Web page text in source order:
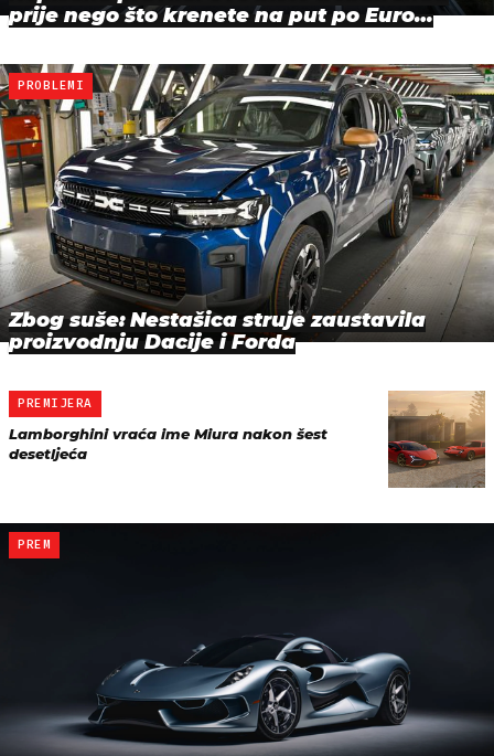
prije nego što krenete na put po Euro…
PROBLEMI
Zbog suše: Nestašica struje zaustavila
proizvodnju Dacije i Forda
PREMIJERA
Lamborghini vraća ime Miura nakon šest
desetljeća
PREM